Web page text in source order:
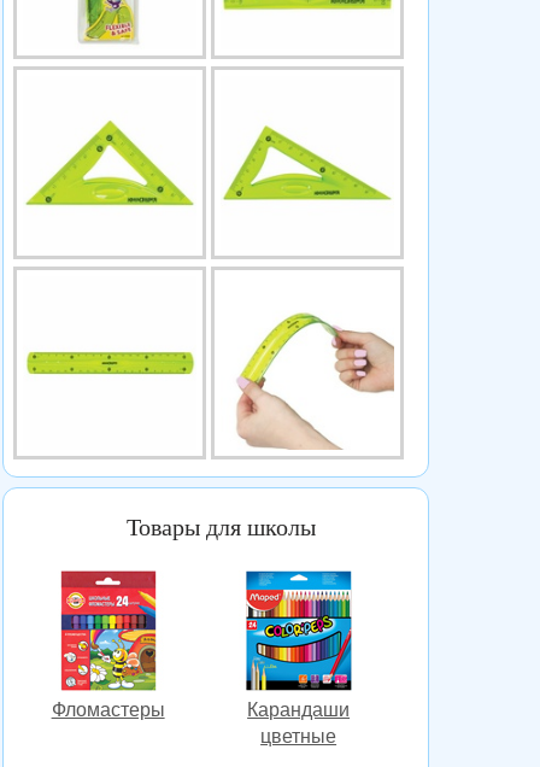
Товары для школы
Фломастеры
Карандаши
цветные